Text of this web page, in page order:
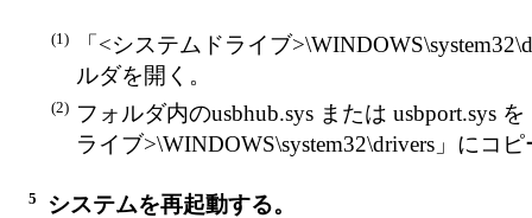
(1)
「<システムドライブ
ルダを開く。
(2) フォルダ内のusbhub.sys または usbport.sys
ライブ>\WINDOWS\system32\drivers」にコ
5 システムを再起動する。